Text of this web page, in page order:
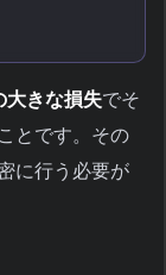
大きな損失でそ
とです。その
に行う必要が